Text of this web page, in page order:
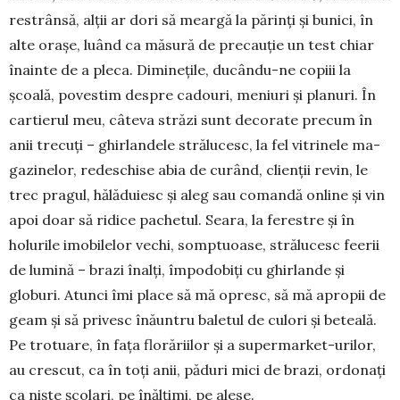
restrânsă, alții ar dori să meargă la părinți și bunici, în
alte orașe, luând ca măsură de pre­cauție un test chiar
înainte de a pleca. Dimi­nețile, ducându-ne copiii la
școală, povestim des­pre cadouri, meniuri și planuri. În
cartierul meu, câteva străzi sunt deco­rate precum în
anii tre­cuți – ghirlandele strălu­cesc, la fel vitrinele ma­
gazinelor, redeschise abia de curând, clienții revin, le
trec pragul, hălăduiesc și aleg sau comandă on­line și vin
apoi doar să ridice pachetul. Seara, la fe­restre și în
holurile imobilelor vechi, somptuoase, strălucesc feerii
de lumină – brazi înalți, împodobiți cu ghirlande și
globuri. Atunci îmi place să mă opresc, să mă apropii de
geam și să privesc înăuntru baletul de culori și beteală.
Pe trotuare, în fața flo­răriilor și a supermarket-urilor,
au crescut, ca în toți anii, păduri mici de brazi, ordonați
ca niște școlari, pe înălțimi, pe alese.